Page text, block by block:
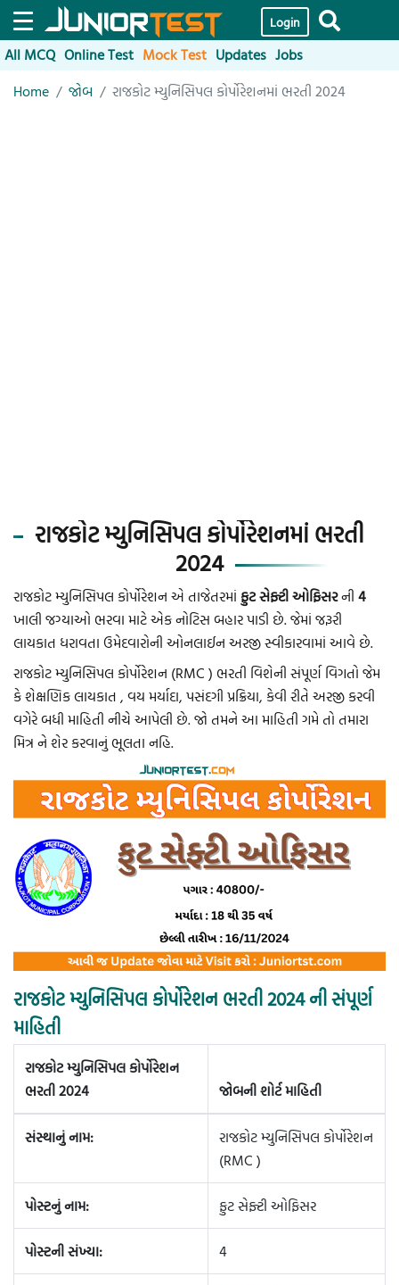
Login
All MCQ Online Test Mock Test Updates Jobs
Home
જોબ રાજકોટ મ્યુનિસિપલ કોર્પોરેશનમાં ભરતી 2024
રાજકોટ મ્યુનિસિપલ કોર્પોરેશનમાં ભરતી
2024
રાજકોટ મ્યુનિસિપલ કોર્પોરેશન એ તાજેતરમાં ફુટ સેફ્ટી ઓફિસરની 4
ખાલી જગ્યાઓ ભરવા માટે એક નોટિસ બહાર પાડી છે. જેમાં જરૂરી
લાયકાત ધરાવતા ઉમેદવારોની ઓનલાઈન અરજી સ્વીકારવામાં આવે છે.
રાજકોટ મ્યુનિસિપલ કોર્પોરેશન (RMC ) ભરતી વિશેની સંપૂર્ણ વિગતો જેમ
કે શેક્ષણિક લાયકાત , વય મર્યાદા, પસંદગી પ્રક્રિયા, કેવી રીતે અરજી કરવી
વગેરે બધી માહિતી નીચે આપેલી છે. જો તમને આ માહિતી ગમે તો તમારા
મિત્ર ને શેર કરવાનું ભૂલતા નહિ.
રાજકોટ મ્યુનિસિપલ કોર્પોરેશન ભરતી 2024 ની સંપૂર્ણ
માહિતી
રાજકોટ મ્યુનિસિપલ કોર્પોરેશન
ભરતી 2024
જોબની શોર્ટ માહિતી
સંસ્થાનું નામ:
રાજકોટ મ્યુનિસિપલ કોર્પોરેશન
(RMC )
પોસ્ટનું નામ: ફુટ સેફ્ટી ઓફિસર
પોસ્ટની સંખ્યા: 4